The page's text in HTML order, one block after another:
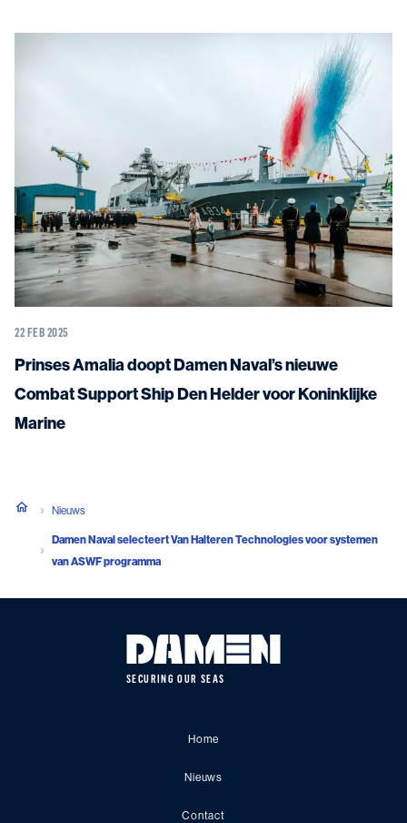
22 FEB 2025
Prinses Amalia doopt Damen Naval’s nieuwe
Combat Support Ship Den Helder voor Koninklijke
Marine
Nieuws
Damen Naval selecteert Van Halteren Technologies voor systemen
van ASWF programma
SECURING OUR SEAS
Home
Nieuws
Contact